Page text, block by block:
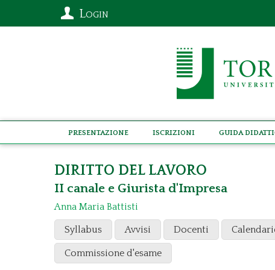
Login
Presentazione Iscrizioni Guida
DIRITTO DEL LAVORO
II canale e Giurista d'Impresa
Anna Maria Battisti
Syllabus Avvisi Docenti
Commissione d'esame